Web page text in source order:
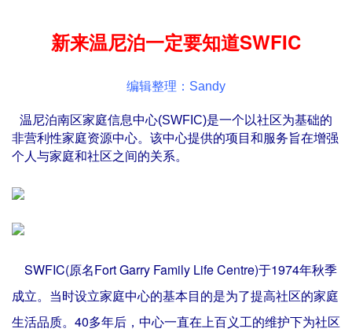
新来温尼泊一定要知道SWFIC
编辑整理：Sandy
温尼泊南区家庭信息中心(SWFIC)是一个以社区为基础的
非营利性家庭资源中心。该中心提供的项目和服务旨在增强
个人与家庭和社区之间的关系。
SWFIC(原名Fort Garry Family Life Centre)于1974年秋季
成立。当时设立家庭中心的基本目的是为了提高社区的家庭
生活品质。40多年后，中心一直在上百义工的维护下为社区